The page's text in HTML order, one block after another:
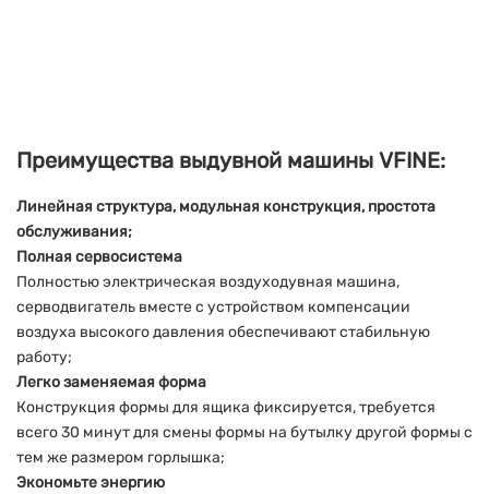
Преимущества выдувной машины VFINE:
Линейная структура, модульная конструкция, простота
обслуживания;
Полная сервосистема
Полностью электрическая воздуходувная машина,
серводвигатель вместе с устройством компенсации
воздуха высокого давления обеспечивают стабильную
работу;
Легко заменяемая форма
Конструкция формы для ящика фиксируется, требуется
всего 30 минут для смены формы на бутылку другой формы с
тем же размером горлышка;
Экономьте энергию